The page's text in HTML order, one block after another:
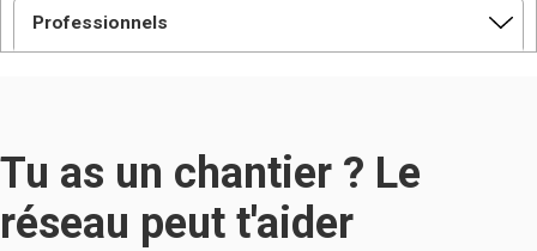
Professionnels
Tu as un chantier ? Le
réseau peut t'aider